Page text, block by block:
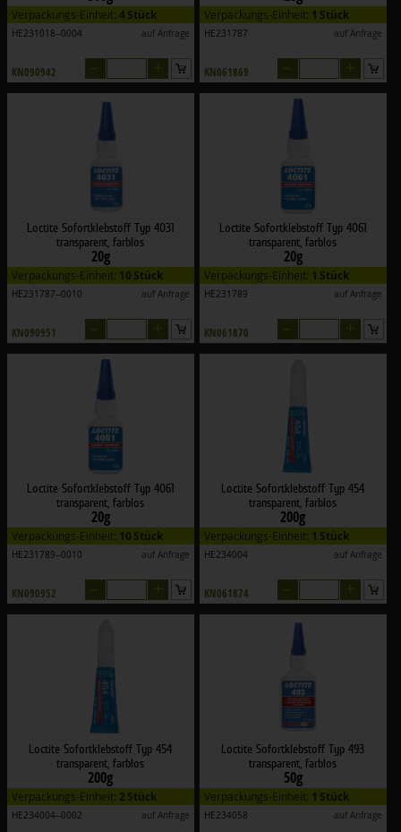
Verpackungs-Einheit: 4 Stück
HE231018--0004 auf Anfrage
KN090942
Verpackungs-Einheit: 1 Stück
HE231787 auf Anfrage
KN061869
Loctite Sofortklebstoff Typ 4031
transparent, farblos
20g
Verpackungs-Einheit: 10 Stück
HE231787--0010 auf Anfrage
KN090951
Loctite Sofortklebstoff Typ 4061
transparent, farblos
20g
Verpackungs-Einheit: 1 Stück
HE231789 auf Anfrage
KN061870
Loctite Sofortklebstoff Typ 4061
transparent, farblos
20g
Verpackungs-Einheit: 10 Stück
HE231789--0010 auf Anfrage
KN090952
Loctite Sofortklebstoff Typ 454
transparent, farblos
200g
Verpackungs-Einheit: 1 Stück
HE234004 auf Anfrage
KN061874
Loctite Sofortklebstoff Typ 454
transparent, farblos
200g
Verpackungs-Einheit: 2 Stück
HE234004--0002 auf Anfrage
Loctite Sofortklebstoff Typ 493
transparent, farblos
50g
Verpackungs-Einheit: 1 Stück
HE234058 auf Anfrage